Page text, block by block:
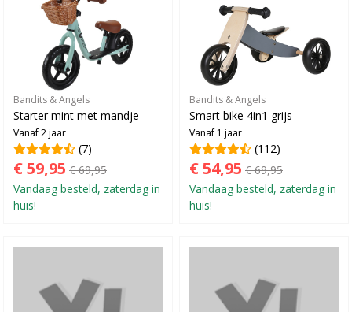
Bandits & Angels
Starter mint met mandje
Vanaf 2 jaar
(7)
€ 59,95 € 69,95
Vandaag besteld, zaterdag in
huis!
Bandits & Angels
Smart bike 4in1 grijs
Vanaf 1 jaar
(112)
€ 54,95 € 69,95
Vandaag besteld, zaterdag in
huis!